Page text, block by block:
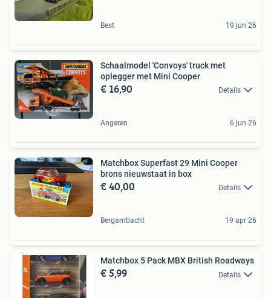
Best 19 jun 26
Schaalmodel 'Convoys' truck met
oplegger met Mini Cooper
€ 16,90 Details
Angeren 6 jun 26
Matchbox Superfast 29 Mini Cooper
brons nieuwstaat in box
€ 40,00 Details
Bergambacht 19 apr 26
Matchbox 5 Pack MBX British Roadways
€ 5,99 Details